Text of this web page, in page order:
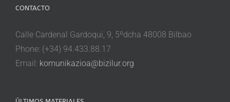
CONTACTO
Calle Cardenal Gardoqui, 9, 5ºdcha 48008 Bilbao
Phone: (+34) 94.433.88.17
Email: komunikazioa@bizilur.org